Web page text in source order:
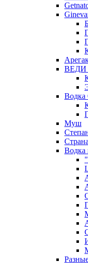
Водка
Муш
Водка